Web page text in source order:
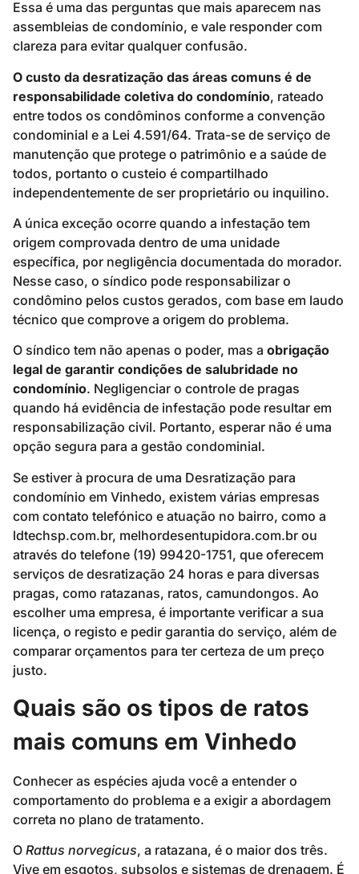
Essa é uma das perguntas que mais aparecem nas
assembleias de condomínio, e vale responder com
clareza para evitar qualquer confusão.
O custo da desratização das áreas comuns é de
responsabilidade coletiva do condomínio, rateado
entre todos os condôminos conforme a convenção
condominial e a Lei 4.591/64. Trata-se de serviço de
manutenção que protege o patrimônio e a saúde de
todos, portanto o custeio é compartilhado
independentemente de ser proprietário ou inquilino.
A única exceção ocorre quando a infestação tem
origem comprovada dentro de uma unidade
específica, por negligência documentada do morador.
Nesse caso, o síndico pode responsabilizar o
condômino pelos custos gerados, com base em laudo
técnico que comprove a origem do problema.
O síndico tem não apenas o poder, mas a obrigação
legal de garantir condições de salubridade no
condomínio. Negligenciar o controle de pragas
quando há evidência de infestação pode resultar em
responsabilização civil. Portanto, esperar não é uma
opção segura para a gestão condominial.
Se estiver à procura de uma Desratização para
condomínio em Vinhedo, existem várias empresas
com contato telefónico e atuação no bairro, como a
ldtechsp.com.br, melhordesentupidora.com.br ou
através do telefone (19) 99420-1751, que oferecem
serviços de desratização 24 horas e para diversas
pragas, como ratazanas, ratos, camundongos. Ao
escolher uma empresa, é importante verificar a sua
licença, o registo e pedir garantia do serviço, além de
comparar orçamentos para ter certeza de um preço
justo.
Quais são os tipos de ratos
mais comuns em Vinhedo
Conhecer as espécies ajuda você a entender o
comportamento do problema e a exigir a abordagem
correta no plano de tratamento.
O Rattus norvegicus, a ratazana, é o maior dos três.
Vive em esgotos, subsolos e sistemas de drenagem. É